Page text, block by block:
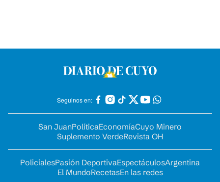
Seguinos en:
San JuanPolíticaEconomíaCuyo Minero
Suplemento VerdeRevista OH
PolicialesPasión DeportivaEspectáculosArgentina
El MundoRecetasEn las redes